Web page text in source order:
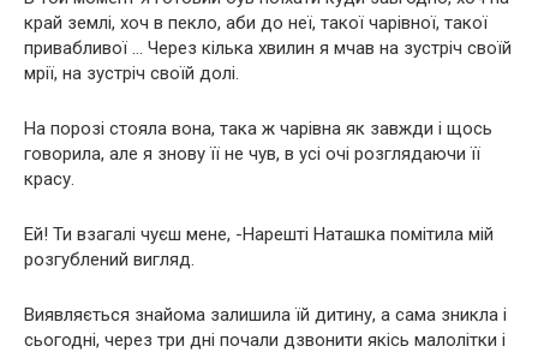
край землі, хоч в пекло, аби до неї, такої чарівної, такої
привабливої … Через кілька хвилин я мчав на зустріч своїй
мрії, на зустріч своїй долі.
На порозі стояла вона, така ж чарівна як завжди і щось
говорила, але я знову її не чув, в усі очі розглядаючи її
красу.
Ей! Ти взагалі чуєш мене, -Нарешті Наташка помітила мій
розгублений вигляд.
Виявляється знайома залишила їй дитину, а сама зникла і
сьогодні, через три дні почали дзвонити якісь малолітки і